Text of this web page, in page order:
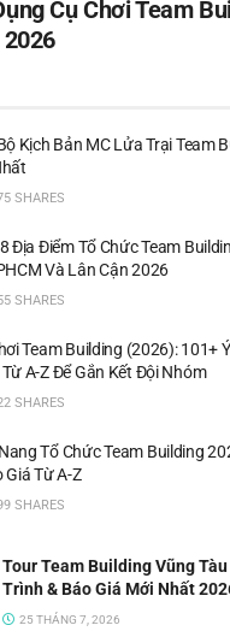
Cụ Chơi Team
Kịch Bản MC Lửa Trại Team
SHARES
Địa Điểm Tổ Chức Team
Và Lân Cận 2026
SHARES
Team Building (2026): 101+
A-Z Để Gắn Kết Đội Nhóm
SHARES
Tổ Chức Team Building
Giá Từ A-Z
SHARES
Tour Team Building Vũng
Trình & Báo Giá Mới Nhất
25 THÁNG 7, 2026